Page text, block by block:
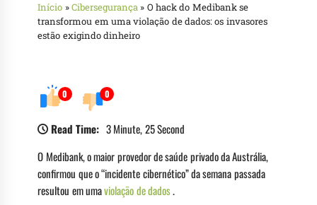
Início »Cibersegurança » O hack do Medibank se
transformou em uma violação de dados: os invasores
estão exigindo dinheiro
0 0
Read Time: 3 Minute, 25 Second
O Medibank, o maior provedor de saúde privado da Austrália,
confirmou que o “incidente cibernético” da semana passada
resultou em umaviolação de dados.